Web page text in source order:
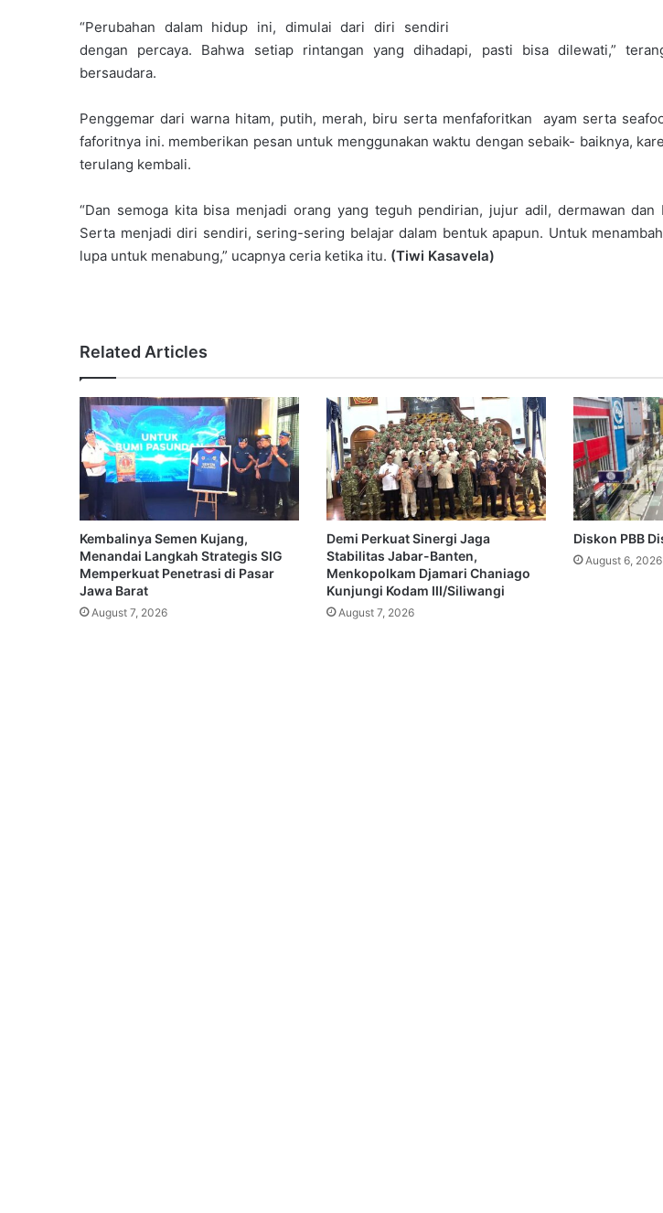
“Perubahan dalam hidup ini, dimulai dari diri sendiri
dengan percaya. Bahwa setiap rintangan yang dihadapi, pasti bisa dilewati,”
bersaudara.
Penggemar dari warna hitam, putih, merah, biru serta menfaforitkan ayam serta
faforitnya ini. memberikan pesan untuk menggunakan waktu dengan sebaik- baiknya,
terulang kembali.
“Dan semoga kita bisa menjadi orang yang teguh pendirian, jujur adil, dermawan dan
Serta menjadi diri sendiri, sering-sering belajar dalam bentuk apapun. Untuk
lupa untuk menabung,” ucapnya ceria ketika itu. (Tiwi Kasavela)
Related Articles
Kembalinya Semen Kujang,
Menandai Langkah Strategis SIG
Memperkuat Penetrasi di Pasar
Jawa Barat
August 7, 2026
Demi Perkuat Sinergi Jaga
Stabilitas Jabar-Banten,
Menkopolkam Djamari Chaniago
Kunjungi Kodam III/Siliwangi
August 7, 2026
Diskon PBB
August 6, 2026